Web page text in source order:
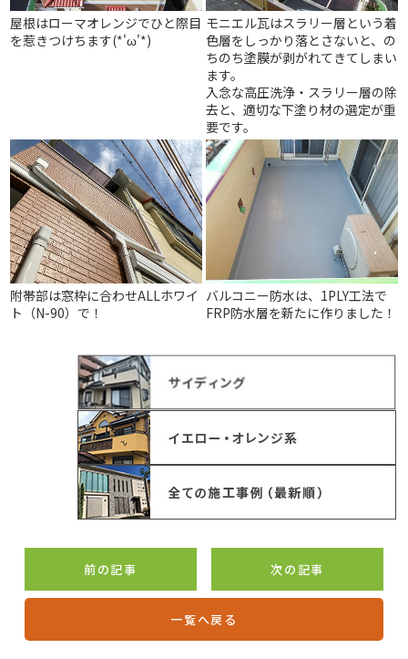
屋根はローマオレンジでひと際目
を惹きつけちます(*'ω'*)
モニエル瓦はスラリー層という着
色層をしっかり落とさないと、の
ちのち塗膜が剥がれてきてしまい
ます。
入念な高圧洗浄・スラリー層の除
去と、適切な下塗り材の選定が重
要です。
附帯部は窓枠に合わせALLホワイ
ト（N-90）で！
バルコニー防水は、1PLY工法で
FRP防水層を新たに作りました！
前の記事 次の記事
一覧へ戻る